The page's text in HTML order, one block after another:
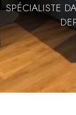
SPÉCIALISTE